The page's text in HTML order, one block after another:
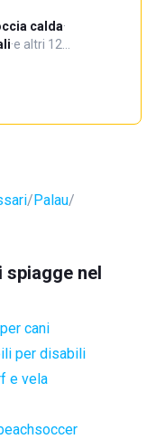
calda·
·e altri 12…
Palau
nel
cani
per disabili
e vela